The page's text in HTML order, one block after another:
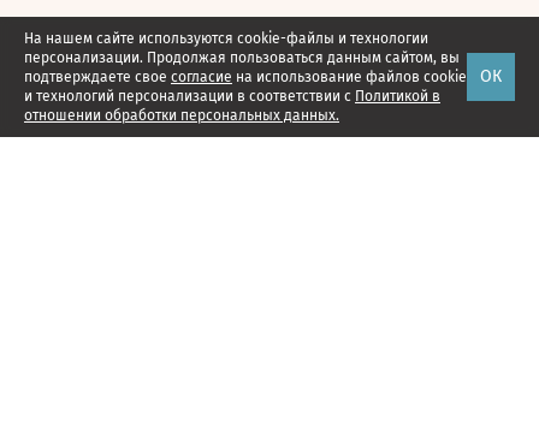
На нашем сайте используются cookie-файлы и технологии
персонализации. Продолжая пользоваться данным сайтом, вы
подтверждаете свое согласие на использование файлов cookie
и технологий персонализации в соответствии с Политикой в
отношении обработки персональных данных.
ОК